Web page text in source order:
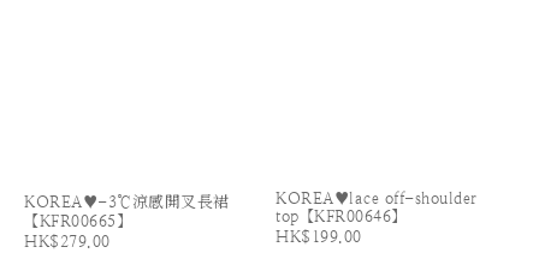
KOREA♥-3℃涼感開叉長裙
【KFR00665】
HK$279.00
KOREA♥lace off-shoulder
top【KFR00646】
HK$199.00